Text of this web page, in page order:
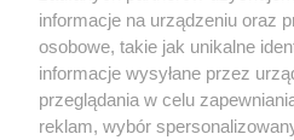
Energopol torowiska nadal
POGODA
informacje na urządzeniu oraz
osobowe, takie jak unikalne
informacje wysyłane przez
przeglądania w celu
reklam, wybór